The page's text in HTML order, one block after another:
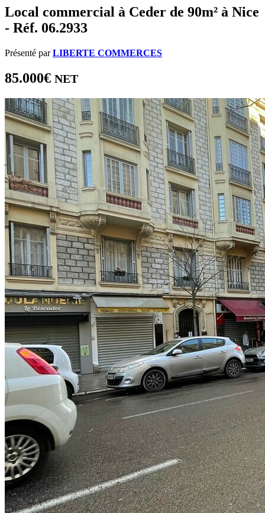
Local commercial à Ceder de 90m² à Nice
- Réf. 06.2933
Présenté parLIBERTE COMMERCES
85.000€ NET